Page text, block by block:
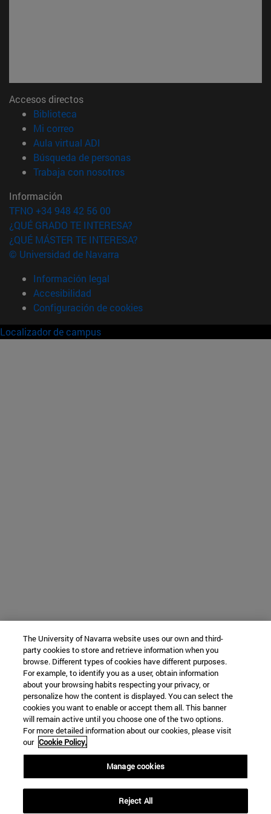
Accesos directos
Biblioteca
Mi correo(abre en nueva ventana)
Aula virtual ADI
Búsqueda de personas(abre en nueva ventana)
Trabaja con nosotros(abre en nueva ventana)
Información
TFNO +34 948 42 56 00
¿QUÉ GRADO TE INTERESA?
¿QUÉ MÁSTER TE INTERESA?
© Universidad de Navarra
Información legal
Accesibilidad
Configuración de cookies
Localizador de campus
The University of Navarra website uses our own and third-
party cookies to store and retrieve information when you
browse. Different types of cookies have different purposes.
For example, to identify you as a user, obtain information
about your browsing habits respecting your privacy, or
personalize how the content is displayed. You can select the
cookies you want to enable or accept them all. This banner
will remain active until you choose one of the two options.
For more detailed information about our cookies, please visit
our Cookie Policy.
Manage cookies
Reject All